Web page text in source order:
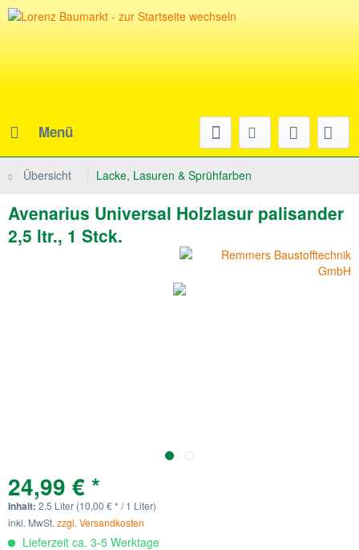
Menü
Übersicht Lacke, Lasuren & Sprühfarben
Avenarius Universal Holzlasur palisander
2,5 ltr., 1 Stck.
24,99 € *
Inhalt: 2.5 Liter (10,00 € * / 1 Liter)
inkl. MwSt. zzgl. Versandkosten
Lieferzeit ca. 3-5 Werktage